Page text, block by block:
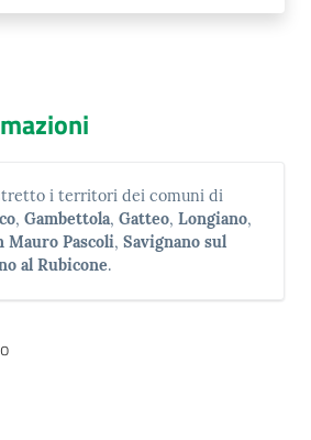
i territori dei comuni di
,Gambettola,Gatteo,Longiano,
Mauro Pascoli,Savignano sul
al Rubicone.